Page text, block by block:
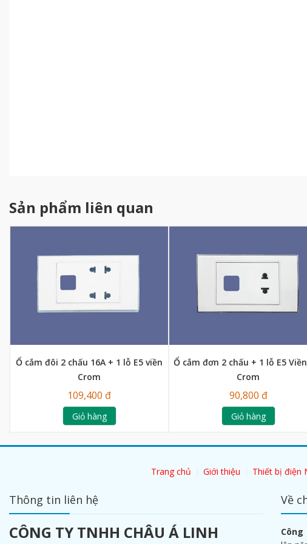
Sản phẩm liên quan
Ổ cắm đôi 2 chấu 16A + 1 lỗ E5 viền
Crom
109,400 đ
Giỏ hàng
Ổ cắm đơn 2 chấu + 1 lỗ E5
Crom
90,800 đ
Giỏ hàng
Trang chủ Giới thiệu Thiết bị điện
Thông tin liên hệ
CÔNG TY TNHH CHÂU Á LINH
Về
Công